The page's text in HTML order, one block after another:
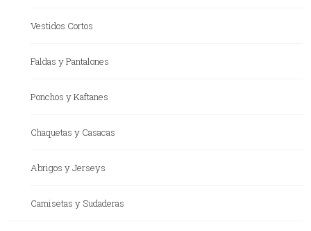
Vestidos Cortos
Faldas y Pantalones
Ponchos y Kaftanes
Chaquetas y Casacas
Abrigos y Jerseys
Camisetas y Sudaderas